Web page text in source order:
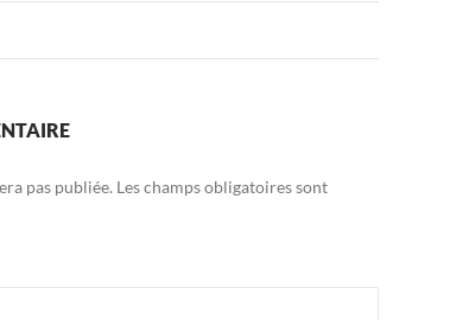
pas publiée. Les champs obligatoires sont